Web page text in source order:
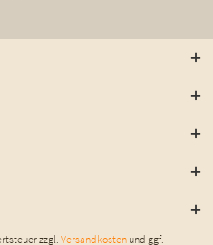
zzgl. Versandkosten und ggf.